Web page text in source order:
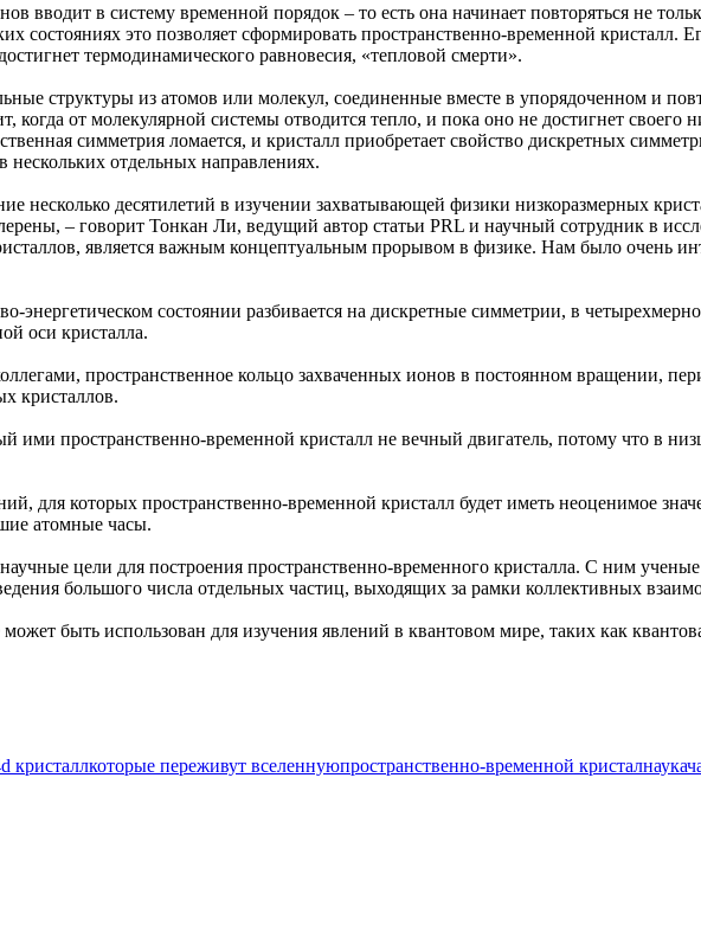
вводит в систему временной порядок – то есть она начинает повторяться не
состояниях это позволяет сформировать пространственно-временной
термодинамического равновесия, «тепловой смерти».
структуры из атомов или молекул, соединенные вместе в упорядоченном и
когда от молекулярной системы отводится тепло, и пока оно не достигнет
симметрия ломается, и кристалл приобретает свойство дискретных
нескольких отдельных направлениях.
несколько десятилетий в изучении захватывающей физики низкоразмерных
– говорит Тонкан Ли, ведущий автор статьи PRL и научный сотрудник в
является важным концептуальным прорывом в физике. Нам было очень
энергетическом состоянии разбивается на дискретные симметрии, в
оси кристалла.
пространственное кольцо захваченных ионов в постоянном вращении,
кристаллов.
ими пространственно-временной кристалл не вечный двигатель, потому что в
для которых пространственно-временной кристалл будет иметь неоценимое
атомные часы.
цели для построения пространственно-временного кристалла. С ним
большого числа отдельных частиц, выходящих за рамки коллективных
быть использован для изучения явлений в квантовом мире, таких как
кристаллкоторые переживут вселеннуюпространственно-временной кристалнаука